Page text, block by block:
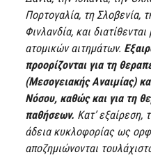
Πορτογαλία, τη Σλοβενία,
Φινλανδία, και
ατομικών αιτημάτων.
προορίζονται για τη
(Μεσογειακής Αναιμίας)
Νόσου, καθώς και για τη
παθήσεων. Κατ’ εξαίρεση,
άδεια κυκλοφορίας ως
αποζημιώνονται